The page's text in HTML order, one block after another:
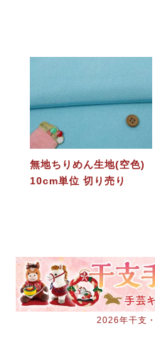
無地ちりめん生地(空色)
10cm単位 切り売り
2026年干支